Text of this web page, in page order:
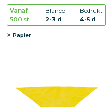
Vanaf
500 st.
Blanco
2-3 d
Bedrukt
4-5 d
Papier